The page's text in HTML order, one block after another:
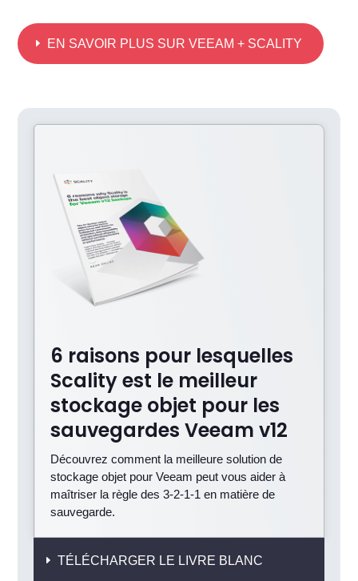
EN SAVOIR PLUS SUR VEEAM + SCALITY
6 raisons pour lesquelles
Scality est le meilleur
stockage objet pour les
sauvegardes Veeam v12
Découvrez comment la meilleure solution de
stockage objet pour Veeam peut vous aider à
maîtriser la règle des 3-2-1-1 en matière de
sauvegarde.
TÉLÉCHARGER LE LIVRE BLANC